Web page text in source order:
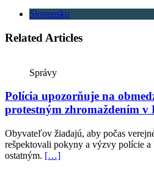
Slovensko
Related Articles
Správy
Polícia upozorňuje na
protestným zhromaždením v
Obyvateľov žiadajú, aby počas
rešpektovali pokyny a výzvy polície
ostatným. […]